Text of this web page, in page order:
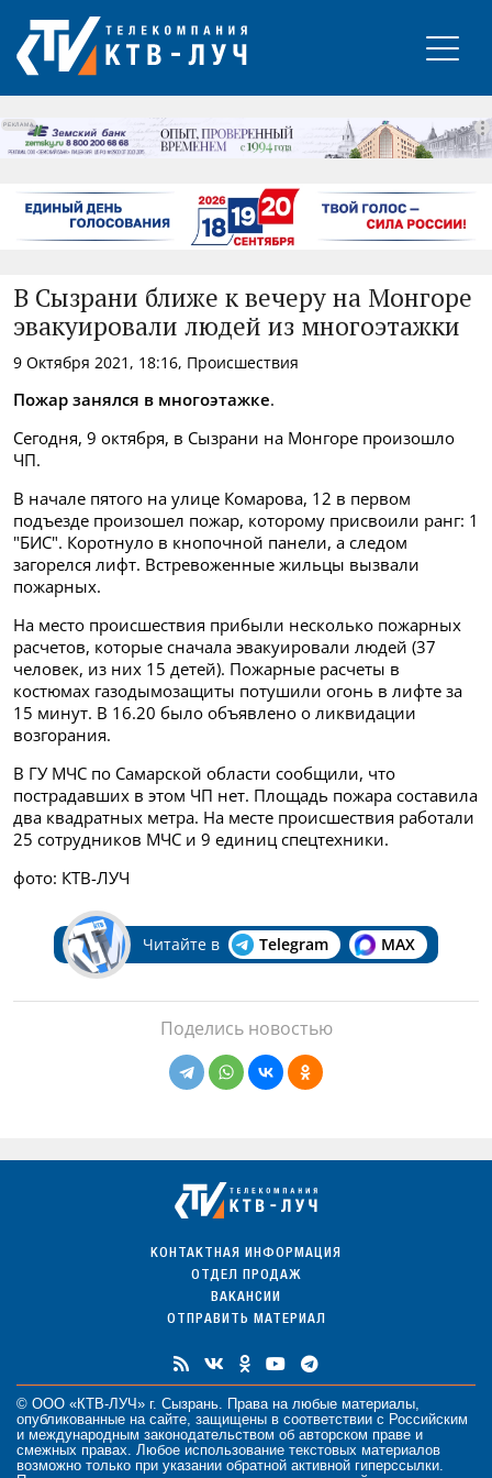
РЕКЛАМА
В Сызрани ближе к вечеру на Монгоре
эвакуировали людей из многоэтажки
9 Октября 2021, 18:16, Происшествия
Пожар занялся в многоэтажке.
Сегодня, 9 октября, в Сызрани на Монгоре произошло
ЧП.
В начале пятого на улице Комарова, 12 в первом
подъезде произошел пожар, которому присвоили ранг: 1
"БИС". Коротнуло в кнопочной панели, а следом
загорелся лифт. Встревоженные жильцы вызвали
пожарных.
На место происшествия прибыли несколько пожарных
расчетов, которые сначала эвакуировали людей (37
человек, из них 15 детей). Пожарные расчеты в
костюмах газодымозащиты потушили огонь в лифте за
15 минут. В 16.20 было объявлено о ликвидации
возгорания.
В ГУ МЧС по Самарской области сообщили, что
пострадавших в этом ЧП нет. Площадь пожара составила
два квадратных метра. На месте происшествия работали
25 сотрудников МЧС и 9 единиц спецтехники.
фото: КТВ-ЛУЧ
Читайте в Telegram MAX
Поделись новостью
КОНТАКТНАЯ ИНФОРМАЦИЯ
ОТДЕЛ ПРОДАЖ
ВАКАНСИИ
ОТПРАВИТЬ МАТЕРИАЛ
© ООО «КТВ-ЛУЧ» г. Сызрань. Права на любые материалы
опубликованные на сайте, защищены в соответствии с Российским
и международным законодательством об авторском праве и
смежных правах. Любое использование текстовых материалов
возможно только при указании обратной активной гиперссылки.